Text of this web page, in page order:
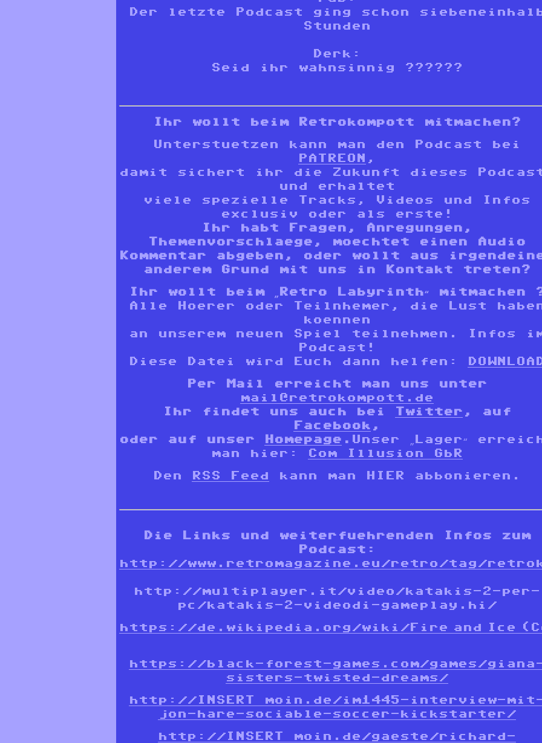
Der letzte Podcast ging schon
Stunden
Derk:
Seid ihr wahnsinnig ??????
Ihr wollt beim Retrokompott mitmachen?
Unterstuetzen kann man den Podcast bei
PATREON
,
damit sichert ihr die Zukunft dieses
und erhaltet
viele spezielle Tracks, Videos und Infos
exclusiv oder als erste!
Ihr habt Fragen, Anregungen ,
Themenvorschlaege, moechtet einen Audio
Kommentar abgeben,
oder
wollt aus
anderem Grund mit uns in Kontakt treten?
Ihr wollt beim „Retro Labyrinth“ mitmachen
Alle Hoerer oder Teilnhemer, die Lust
koennen
an unserem neuen Spiel teilnehmen. Infos
Podcast!
Diese Datei wird Euch dann helfen:
Per Mail erreicht man uns unter
mail@retrokompott.de
Ihr findet uns auch bei
Twitter ,
auf
Facebook ,
oder auf unser
Homepage .
Unser „Lager“
man hier:
Com Illusion GbR
Den RSS Feed kann man HIER abbonieren.
Die Links und weiterfuehrenden Infos zum
Podcast:
http://www.retromagazine.eu/retro/tag/
http://multiplayer.it/video/katakis-2-per-
pc/katakis-2-videodi-gameplay.hi/
https://de.wikipedia.org/wiki/
https://black-forest-games.com/games/
sisters-twisted-dreams/
http://INSERT moin.de/im1445-interview-
jon-hare-sociable-soccer-kickstarter/
http://INSERT moin.de/gaeste/richard-